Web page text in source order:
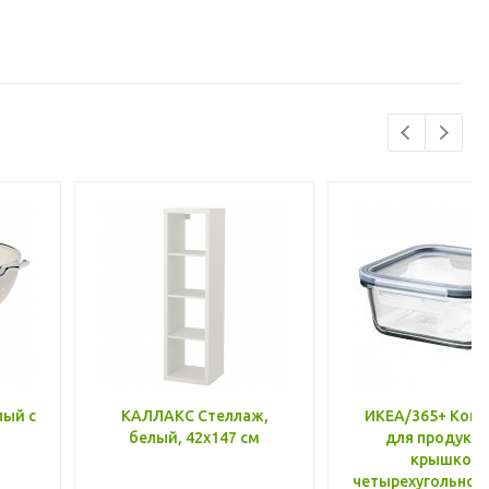
с
КАЛЛАКС Стеллаж,
белый, 42x147 см
ИКЕА/365+
для
крышкой,